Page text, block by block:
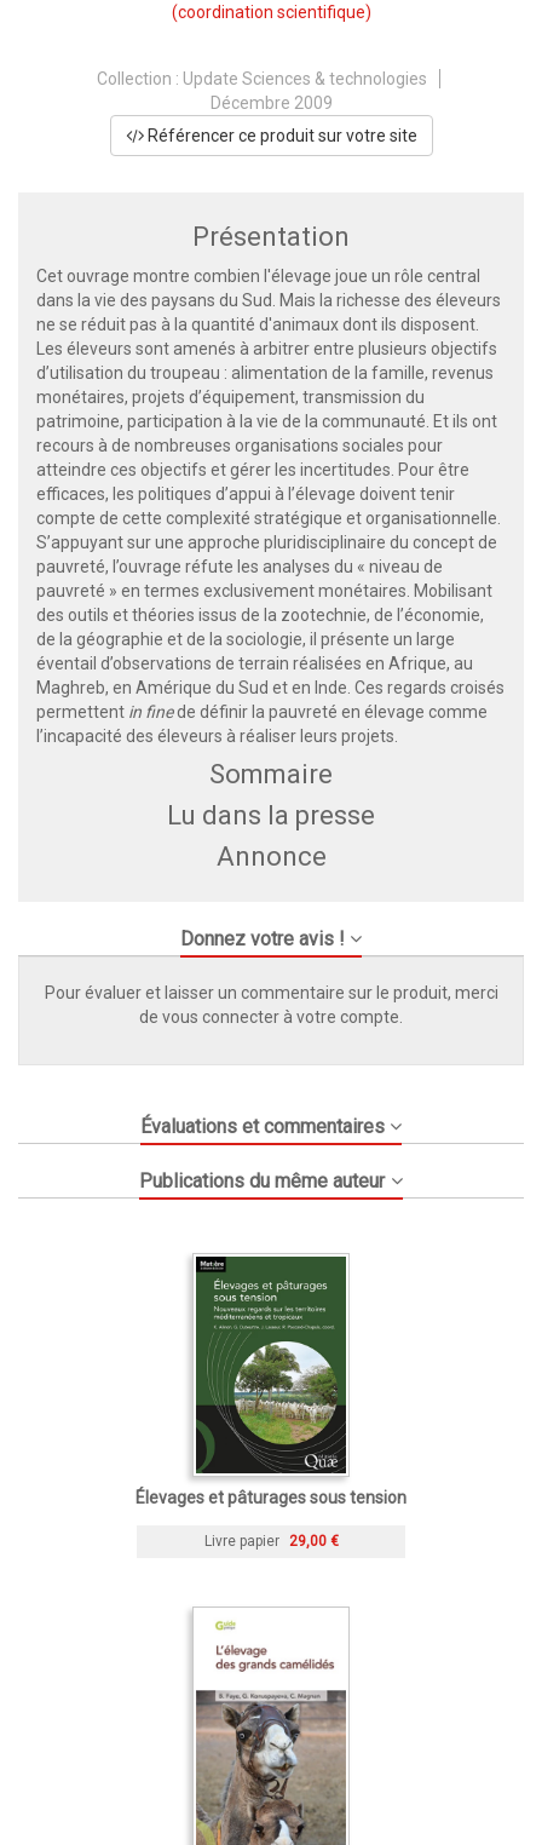
(coordination scientifique)
Collection : Update Sciences & technologies
Décembre 2009
Référencer ce produit sur votre site
Présentation
Cet ouvrage montre combien l'élevage joue un rôle central
dans la vie des paysans du Sud. Mais la richesse des éleveurs
ne se réduit pas à la quantité d'animaux dont ils disposent.
Les éleveurs sont amenés à arbitrer entre plusieurs objectifs
d’utilisation du troupeau : alimentation de la famille, revenus
monétaires, projets d’équipement, transmission du
patrimoine, participation à la vie de la communauté. Et ils ont
recours à de nombreuses organisations sociales pour
atteindre ces objectifs et gérer les incertitudes. Pour être
efficaces, les politiques d’appui à l’élevage doivent tenir
compte de cette complexité stratégique et organisationnelle.
S’appuyant sur une approche pluridisciplinaire du concept de
pauvreté, l’ouvrage réfute les analyses du « niveau de
pauvreté » en termes exclusivement monétaires. Mobilisant
des outils et théories issus de la zootechnie, de l’économie,
de la géographie et de la sociologie, il présente un large
éventail d’observations de terrain réalisées en Afrique, au
Maghreb, en Amérique du Sud et en Inde. Ces regards croisés
permettent in finede définir la pauvreté en élevage comme
l’incapacité des éleveurs à réaliser leurs projets.
Sommaire
Lu dans la presse
Annonce
Donnez votre avis !
Pour évaluer et laisser un commentaire sur le produit, merci
de vous connecter à votre compte.
Évaluations et commentaires
Publications du même auteur
Élevages et pâturages sous tension
Livre papier 29,00 €